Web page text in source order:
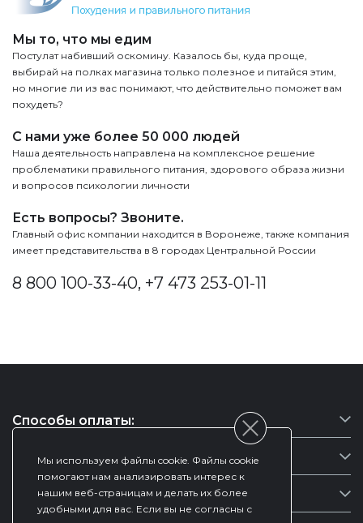
Мы то, что мы едим
Постулат набивший оскомину. Казалось бы, куда проще,
выбирай на полках магазина только полезное и питайся этим,
но многие ли из вас понимают, что действительно поможет вам
похудеть?
С нами уже более 50 000 людей
Наша деятельность направлена на комплексное решение
проблематики правильного питания, здорового образа жизни
и вопросов психологии личности
Есть вопросы? Звоните.
Главный офис компании находится в Воронеже, также компания
имеет представительства в 8 городах Центральной России
8 800 100-33-40, +7 473 253-01-11
Способы оплаты:
1. Наличными или, банковской картой на сайте.
2.Оплата банковскими картами на сайте осуществляется через
АО «АЛЬФА-БАНК».
Как забрать заказ
Условия возврата
Мы используем файлы cookie. Файлы cookie
помогают нам анализировать интерес к
нашим веб-страницам и делать их более
удобными для вас. Если вы не согласны с